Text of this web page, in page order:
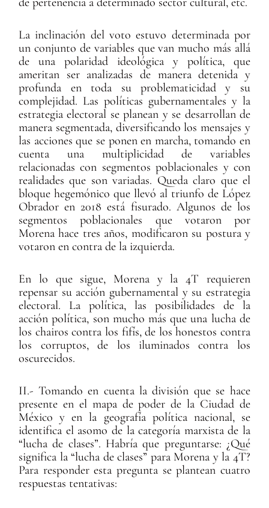
La inclinación del voto estuvo determinada por
un conjunto de variables que van mucho más allá
de una polaridad ideológica y política, que
ameritan ser analizadas de manera detenida y
profunda en toda su problematicidad y su
complejidad. Las políticas gubernamentales y la
estrategia electoral se planean y se desarrollan de
manera segmentada, diversificando los mensajes y
las acciones que se ponen en marcha, tomando en
cuenta una multiplicidad de variables
relacionadas con segmentos poblacionales y con
realidades que son variadas. Queda claro que el
bloque hegemónico que llevó al triunfo de López
Obrador en 2018 está fisurado. Algunos de los
segmentos poblacionales que votaron por
Morena hace tres años, modificaron su postura y
votaron en contra de la izquierda.
En lo que sigue, Morena y la 4T requieren
repensar su acción gubernamental y su estrategia
electoral. La política, las posibilidades de la
acción política, son mucho más que una lucha de
los chairos contra los fifís, de los honestos contra
los corruptos, de los iluminados contra los
oscurecidos.
II.- Tomando en cuenta la división que se hace
presente en el mapa de poder de la Ciudad de
México y en la geografía política nacional, se
identifica el asomo de la categoría marxista de la
“lucha de clases”. Habría que preguntarse: ¿Qué
significa la “lucha de clases” para Morena y la 4T?
Para responder esta pregunta se plantean cuatro
respuestas tentativas: